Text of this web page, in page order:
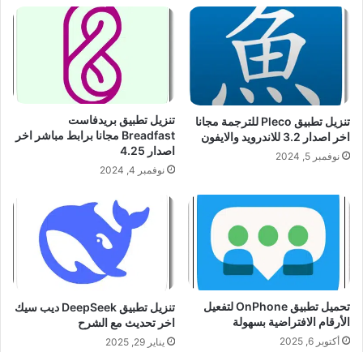
تنزيل تطبيق Pleco للترجمة مجانا
اخر اصدار 3.2 للاندرويد والايفون
نوفمبر 5, 2024
تنزيل تطبيق بريدفاست
Breadfast مجانا برابط مباشر اخر
اصدار 4.25
نوفمبر 4, 2024
تحميل تطبيق OnPhone لتفعيل
الأرقام الافتراضية بسهولة
أكتوبر 6, 2025
تنزيل تطبيق DeepSeek ديب سيك
اخر تحديث مع الشرح
يناير 29, 2025